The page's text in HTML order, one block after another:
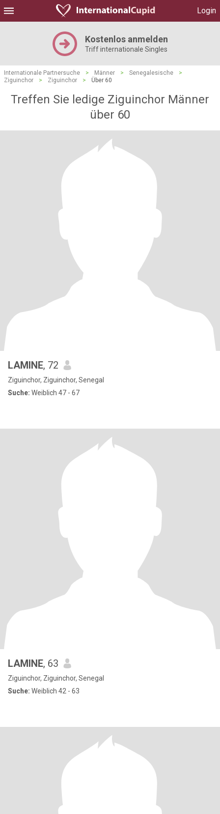
Login
Kostenlos anmelden
Triff internationale Singles
Internationale Partnersuche > Männer > Senegalesische
>
Ziguinchor
> Ziguinchor > Über 60
Treffen Sie ledige Ziguinchor Männer
über 60
LAMINE, 72
Ziguinchor, Ziguinchor, Senegal
Suche: Weiblich 47 - 67
LAMINE, 63
Ziguinchor, Ziguinchor, Senegal
Suche: Weiblich 42 - 63